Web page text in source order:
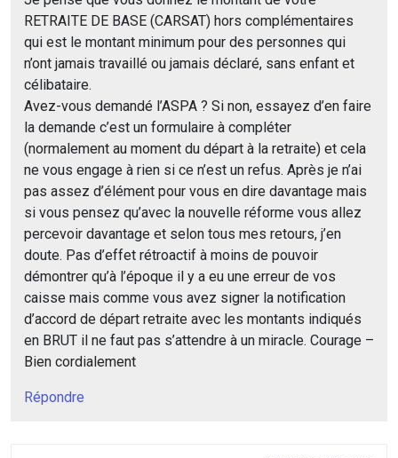
RETRAITE DE BASE (CARSAT) hors complémentaires
qui est le montant minimum pour des personnes qui
n’ont jamais travaillé ou jamais déclaré, sans enfant et
célibataire.
Avez-vous demandé l’ASPA ? Si non, essayez d’en faire
la demande c’est un formulaire à compléter
(normalement au moment du départ à la retraite) et cela
ne vous engage à rien si ce n’est un refus. Après je n’ai
pas assez d’élément pour vous en dire davantage mais
si vous pensez qu’avec la nouvelle réforme vous allez
percevoir davantage et selon tous mes retours, j’en
doute. Pas d’effet rétroactif à moins de pouvoir
démontrer qu’à l’époque il y a eu une erreur de vos
caisse mais comme vous avez signer la notification
d’accord de départ retraite avec les montants indiqués
en BRUT il ne faut pas s’attendre à un miracle. Courage –
Bien cordialement
Répondre